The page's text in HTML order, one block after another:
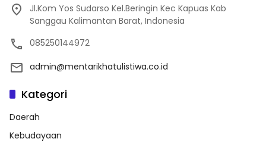
Jl.Kom Yos Sudarso Kel.Beringin Kec Kapuas Kab
Sanggau Kalimantan Barat, Indonesia
085250144972
admin@mentarikhatulistiwa.co.id
Kategori
Daerah
Kebudayaan